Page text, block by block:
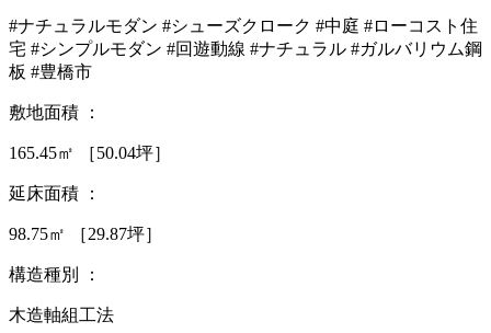
#ナチュラルモダン #シューズクローク #中庭 #ローコスト住
宅 #シンプルモダン #回遊動線 #ナチュラル #ガルバリウム鋼
板 #豊橋市
敷地面積 ：
165.45㎡ ［50.04坪］
延床面積 ：
98.75㎡ ［29.87坪］
構造種別 ：
木造軸組工法